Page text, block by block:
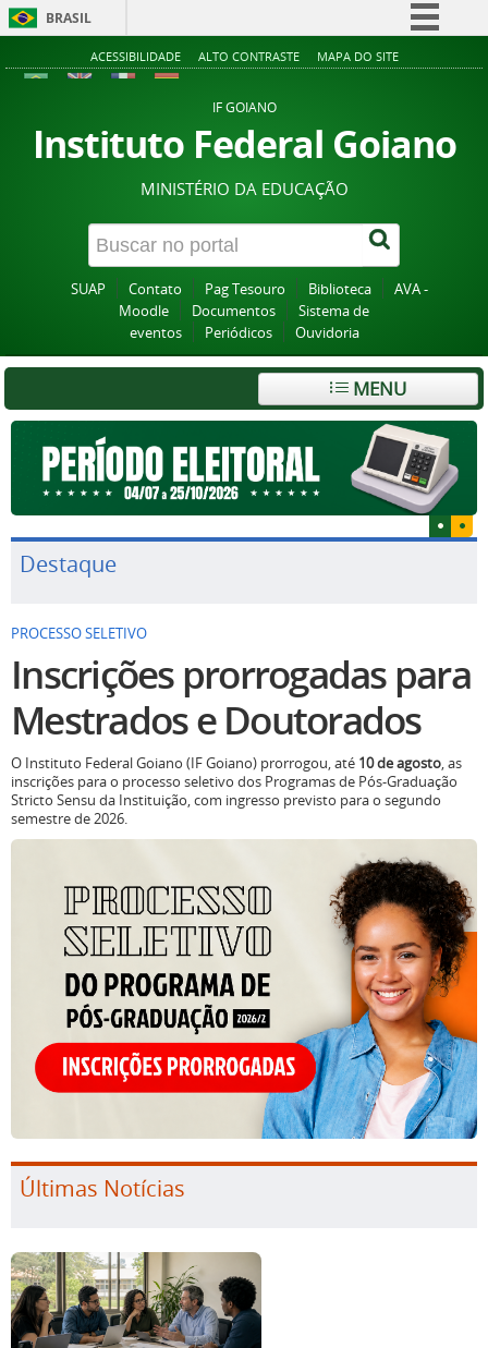
BRASIL
Simplifique!
Acesso à informação
Legislação
Canais
ACESSIBILIDADE ALTO CONTRASTE MAPA DO SITE
IF GOIANO
Instituto Federal Goiano
MINISTÉRIO DA EDUCAÇÃO
SUAP Contato Pag Tesouro Biblioteca
AVA -
Moodle
Documentos
Sistema de
eventos
Periódicos Ouvidoria
MENU
Destaque
PROCESSO SELETIVO
Inscrições prorrogadas para
Mestrados e Doutorados
O Instituto Federal Goiano (IF Goiano) prorrogou, até 10 de agosto, as
inscrições para o processo seletivo dos Programas de Pós-Graduação
Stricto Sensu da Instituição, com ingresso previsto para o segundo
semestre de 2026.
Últimas Notícias